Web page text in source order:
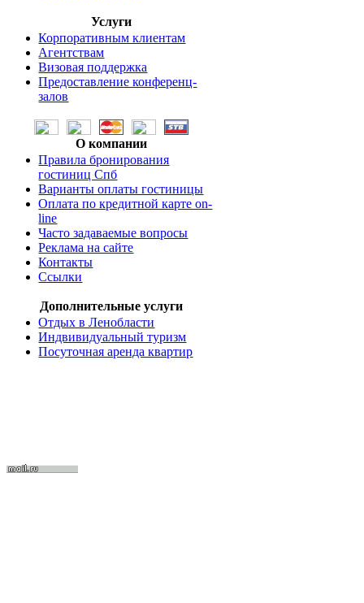
Услуги
Корпоративным клиентам
Агентствам
Визовая поддержка
Предоставление конференц-
залов
О компании
Правила бронирования
гостиниц Спб
Варианты оплаты гостиницы
Оплата по кредитной карте on-
line
Часто задаваемые вопросы
Реклама на сайте
Контакты
Ссылки
Дополнительные услуги
Отдых в Ленобласти
Индвивидуальный туризм
Посуточная аренда квартир